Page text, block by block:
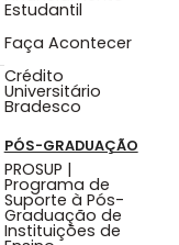
Estudantil
Faça Acontecer
Crédito
Universitário
Bradesco
PÓS-GRADUAÇÃO
PROSUP |
Programa de
Suporte à Pós-
Graduação de
Instituições de